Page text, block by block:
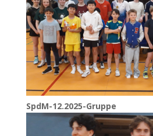
SpdM-12.2025-Gruppe